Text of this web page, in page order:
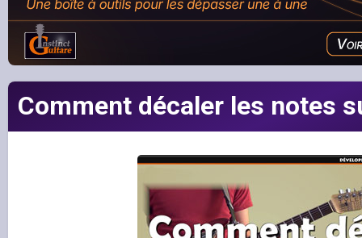
Comment décaler les notes